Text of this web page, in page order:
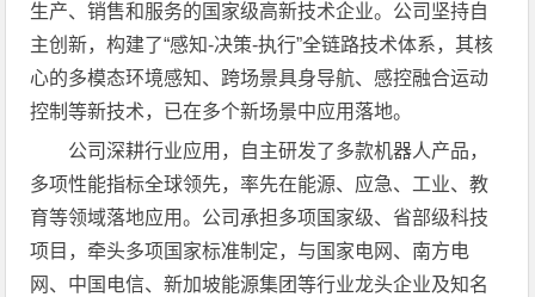
生产、销售和服务的国家级高新技术企业。公司坚持自
主创新，构建了“感知-决策-执行”全链路技术体系，其核
心的多模态环境感知、跨场景具身导航、感控融合运动
控制等新技术，已在多个新场景中应用落地。
公司深耕行业应用，自主研发了多款机器人产品，
多项性能指标全球领先，率先在能源、应急、工业、教
育等领域落地应用。公司承担多项国家级、省部级科技
项目，牵头多项国家标准制定，与国家电网、南方电
网、中国电信、新加坡能源集团等行业龙头企业及知名